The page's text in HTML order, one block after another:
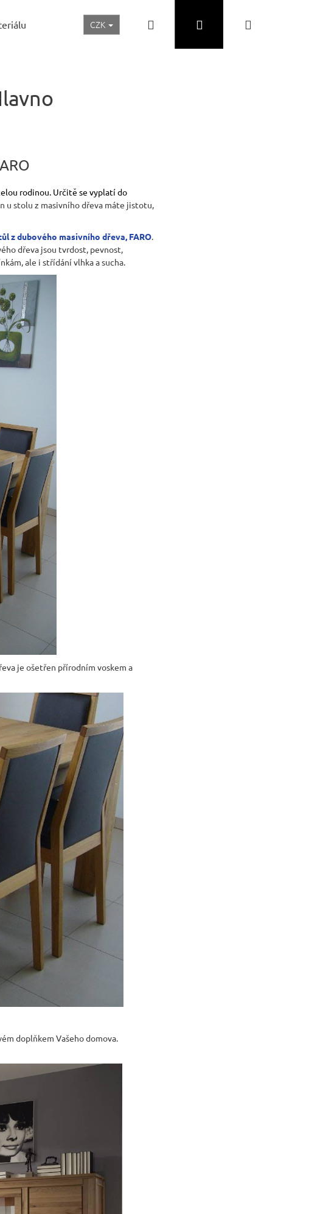
Realizace a inspirace Akční ceny Nábytek Skladem
CZK Přihlášení
rodinou. Určitě se vyplatí do
u stolu z masivního dřeva máte jistotu,
z dubového masivního dřeva, FARO.
dřeva jsou tvrdost, pevnost,
ale i střídání vlhka a sucha.
je ošetřen přírodním voskem a
doplňkem Vašeho domova.
LAVICE SWEET HOME
S ÚLOŽNÝM PROSTOREM
Kč
6 720 Kč